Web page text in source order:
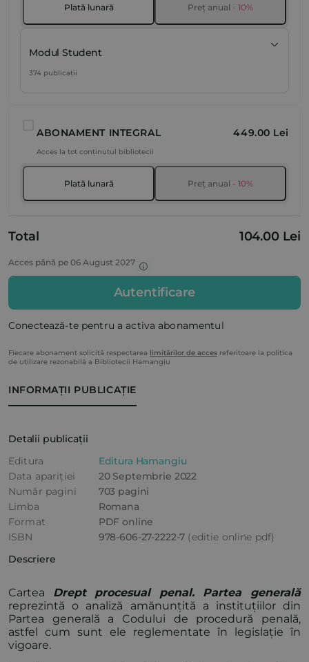
INFORMAȚII PUBLICAȚIE
Detalii publicații
Editura
Editura Hamangiu
Data apariției
20 Septembrie 2022
Număr pagini
703 pagini
Limba
Romana
Format
PDF online
ISBN
978-606-27-2222-7 (editie online pdf)
Descriere
Cartea Drept procesual penal. Partea generală
reprezintă o analiză amănunțită a instituțiilor din
Partea generală a Codului de procedură penală,
astfel cum sunt ele reglementate în legislație în
vigoare.
Plată lunară Preț anual - 10%
Modul Student
374 publicații
ABONAMENT INTEGRAL 449.00 Lei
Acces la tot conținutul bibliotecii
Plată lunară Preț anual - 10%
Total 104.00 Lei
Acces până pe 06 August 2027
Autentificare
Conectează-te pentru a activa abonamentul
Fiecare abonament solicită respectarea limitărilor de acces referitoare la politica
de utilizare rezonabilă a Bibliotecii Hamangiu